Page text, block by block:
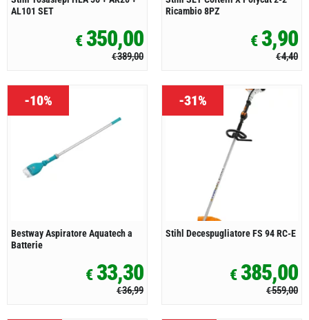
AL101 SET
€389,00
€350,00
Ricambio 8PZ
€4,40
€3,90
-10%
Bestway Aspiratore Aquatech a
Batterie
€36,99
€33,30
-31%
Stihl Decespugliatore FS 94 RC-E
€559,00
€385,00